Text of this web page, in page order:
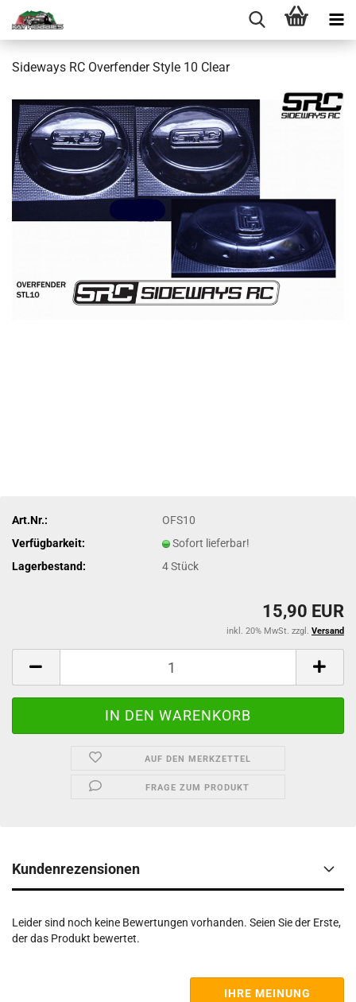
Sideways RC Overfender Style 10 Clear
Art.Nr.:
OFS10
Verfügbarkeit:
Sofort lieferbar!
Lagerbestand:
4Stück
15,90 EUR
inkl. 20% MwSt. zzgl. Versand
AUF DEN MERKZETTEL
FRAGE ZUM PRODUKT
Kundenrezensionen
Leider sind noch keine Bewertungen vorhanden. Seien Sie der Erste,
der das Produkt bewertet.
IHRE MEINUNG